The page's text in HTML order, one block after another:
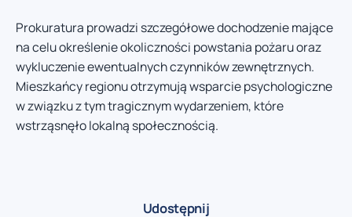
Prokuratura prowadzi szczegółowe dochodzenie mające
na celu określenie okoliczności powstania pożaru oraz
wykluczenie ewentualnych czynników zewnętrznych.
Mieszkańcy regionu otrzymują wsparcie psychologiczne
w związku z tym tragicznym wydarzeniem, które
wstrząsnęło lokalną społecznością.
Udostępnij